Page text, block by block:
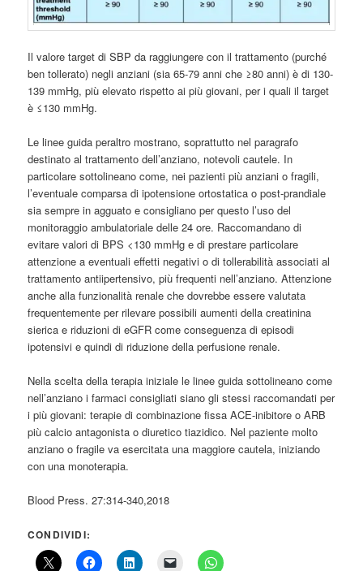
Il valore target di SBP da raggiungere con il trattamento (purché
ben tollerato) negli anziani (sia 65-79 anni che ≥80 anni) è di 130-
139 mmHg, più elevato rispetto ai più giovani, per i quali il target
è ≤130 mmHg.
Le linee guida peraltro mostrano, soprattutto nel paragrafo
destinato al trattamento dell’anziano, notevoli cautele. In
particolare sottolineano come, nei pazienti più anziani o fragili,
l’eventuale comparsa di ipotensione ortostatica o post-prandiale
sia sempre in agguato e consigliano per questo l’uso del
monitoraggio ambulatoriale delle 24 ore. Raccomandano di
evitare valori di BPS <130 mmHg e di prestare particolare
attenzione a eventuali effetti negativi o di tollerabilità associati al
trattamento antiipertensivo, più frequenti nell’anziano. Attenzione
anche alla funzionalità renale che dovrebbe essere valutata
frequentemente per rilevare possibili aumenti della creatinina
sierica e riduzioni di eGFR come conseguenza di episodi
ipotensivi e quindi di riduzione della perfusione renale.
Nella scelta della terapia iniziale le linee guida sottolineano come
nell’anziano i farmaci consigliati siano gli stessi raccomandati per
i più giovani: terapie di combinazione fissa ACE-inibitore o ARB
più calcio antagonista o diuretico tiazidico. Nel paziente molto
anziano o fragile va esercitata una maggiore cautela, iniziando
con una monoterapia.
Blood Press. 27:314-340,2018
CONDIVIDI: